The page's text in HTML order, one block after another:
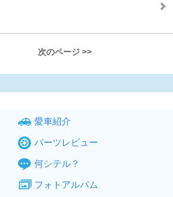
次のページ >>
愛車紹介
パーツレビュー
何シテル？
フォトアルバム